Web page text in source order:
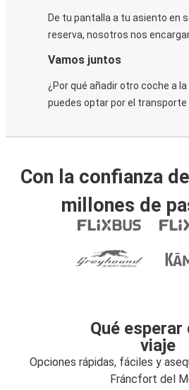
De tu pantalla a tu asiento en
reserva, nosotros nos
Vamos juntos
¿Por qué añadir otro coche a
puedes optar por el transporte
Con la confianza
millones de
Qué esperar
viaje
Opciones rápidas, fáciles y
Fráncfort del